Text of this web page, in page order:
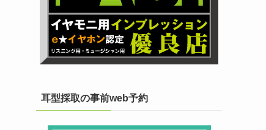
耳型採取の事前web予約